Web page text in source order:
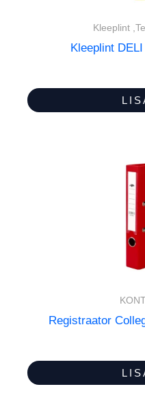
Kleeplint
Kleeplint
Registraator